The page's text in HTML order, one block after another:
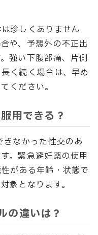
珍しくありません
や、予想外の不正出
強い下腹部痛、片側
く続く場合は、早め
ください。
用できる？
なかった性交のあ
。緊急避妊薬の使用
がある年齢・状態で
象となります。
の違いは？